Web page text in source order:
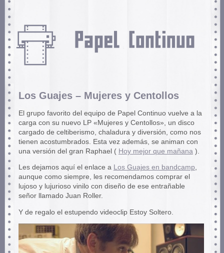
Los Guajes – Mujeres y Centollos
El grupo favorito del equipo de Papel Continuo vuelve a la
carga con su nuevo LP «Mujeres y Centollos», un disco
cargado de celtiberismo, chaladura y diversión, como nos
tienen acostumbrados. Esta vez además, se animan con
una versión del gran Raphael ( Hoy mejor que mañana ).
Les dejamos aquí el enlace a Los Guajes en bandcamp,
aunque como siempre, les recomendamos comprar el
lujoso y lujurioso vinilo con diseño de ese entrañable
señor llamado Juan Roller.
Y de regalo el estupendo videoclip Estoy Soltero.